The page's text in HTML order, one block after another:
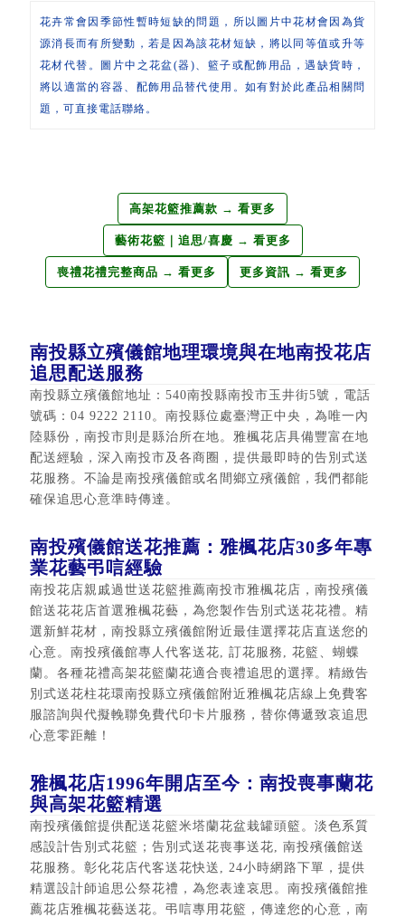
花卉常會因季節性暫時短缺的問題，所以圖片中花材會因為貨
源消長而有所變動，若是因為該花材短缺，將以同等值或升等
花材代替。圖片中之花盆(器)、籃子或配飾用品，遇缺貨時，
將以適當的容器、配飾用品替代使用。如有對於此產品相關問
題，可直接電話聯絡。
高架花籃推薦款 → 看更多
藝術花籃｜追思/喜慶 → 看更多
喪禮花禮完整商品 → 看更多 更多資訊 → 看更多
南投縣立殯儀館地理環境與在地南投花店
追思配送服務
南投縣立殯儀館地址：540南投縣南投市玉井街5號，電話
號碼：04 9222 2110。南投縣位處臺灣正中央，為唯一內
陸縣份，南投市則是縣治所在地。雅楓花店具備豐富在地
配送經驗，深入南投市及各商圈，提供最即時的告別式送
花服務。不論是南投殯儀館或名間鄉立殯儀館，我們都能
確保追思心意準時傳達。
南投殯儀館送花推薦：雅楓花店30多年專
業花藝弔唁經驗
南投花店親戚過世送花籃推薦南投市雅楓花店，南投殯儀
館送花花店首選雅楓花藝，為您製作告別式送花花禮。精
選新鮮花材，南投縣立殯儀館附近最佳選擇花店直送您的
心意。南投殯儀館專人代客送花, 訂花服務, 花籃、蝴蝶
蘭。各種花禮高架花籃蘭花適合喪禮追思的選擇。精緻告
別式送花柱花環南投縣立殯儀館附近雅楓花店線上免費客
服諮詢與代擬輓聯免費代印卡片服務，替你傳遞致哀追思
心意零距離！
雅楓花店1996年開店至今：南投喪事蘭花
與高架花籃精選
南投殯儀館提供配送花籃米塔蘭花盆栽罐頭籃。淡色系質
感設計告別式花籃；告別式送花喪事送花, 南投殯儀館送
花服務。彰化花店代客送花快送, 24小時網路下單，提供
精選設計師追思公祭花禮，為您表達哀思。南投殯儀館推
薦花店雅楓花藝送花。弔唁專用花籃，傳達您的心意，南